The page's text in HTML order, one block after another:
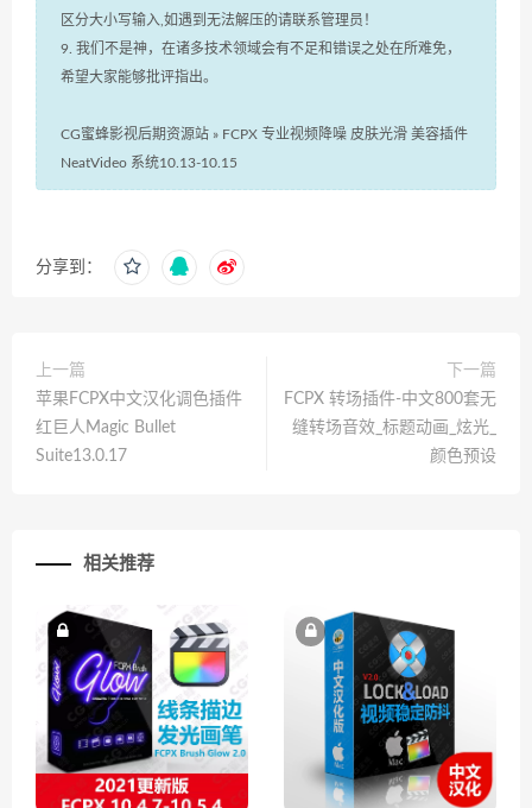
区分大小写输入,如遇到无法解压的请联系管理员！
9. 我们不是神，在诸多技术领域会有不足和错误之处在所难免，
希望大家能够批评指出。
CG蜜蜂影视后期资源站 » FCPX 专业视频降噪 皮肤光滑 美容插件
NeatVideo 系统10.13-10.15
分享到：
上一篇
苹果FCPX中文汉化调色插件
红巨人Magic Bullet
Suite13.0.17
下一篇
FCPX 转场插件-中文800套无
缝转场音效_标题动画_炫光_
颜色预设
相关推荐